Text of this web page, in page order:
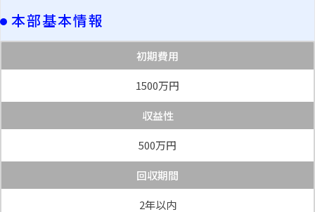
本部基本情報
初期費用
1500万円
収益性
500万円
回収期間
2年以内